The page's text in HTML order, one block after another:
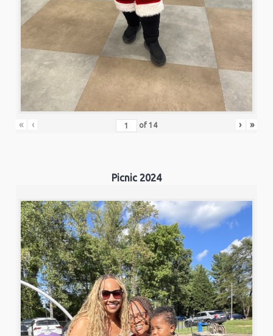
« ‹ of 14 › »
Picnic 2024